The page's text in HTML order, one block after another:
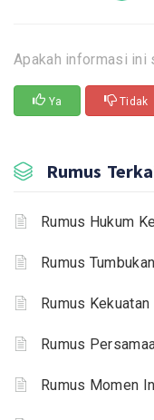
Apakah informasi ini
Ya Tidak
Rumus
Rumus Hukum
Rumus Tumbukan
Rumus
Rumus
Rumus Momen